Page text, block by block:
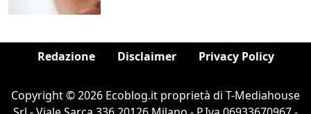
Redazione Disclaimer Privacy Policy
Copyright © 2026 Ecoblog.it proprietà di T-Mediahouse